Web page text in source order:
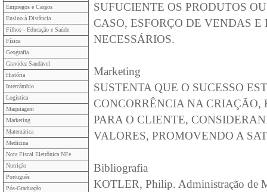
Empregos e Cargos
Ensino à Distância
Filhos - Educação e Saúde
Física
Geografia
Gravidez Saudável
História
Intercâmbio
Logística
Maquiagem
Marketing
Matemática
Medicina
Nota Fiscal Eletrônica NFe
Nutrição
Português
Pós-Graduação
SUFUCIENTE OS PRODUTOS
CASO, ESFORÇO DE VENDAS E
NECESSÁRIOS.
Marketing
SUSTENTA QUE O SUCESSO
CONCORRÊNCIA NA
PARA O CLIENTE,
VALORES, PROMOVENDO A
Bibliografia
KOTLER, Philip. Administração de